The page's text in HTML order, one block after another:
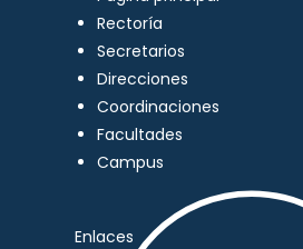
Rectoría
Secretarios
Direcciones
Coordinaciones
Facultades
Campus
Enlaces